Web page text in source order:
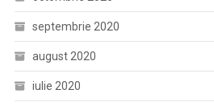
septembrie 2020
august 2020
iulie 2020